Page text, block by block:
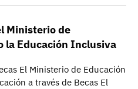
Ministerio de
la Educación Inclusiva
El Ministerio de Educación
a través de Becas El